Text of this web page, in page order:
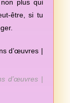
non plus qui
être, si tu
d’œuvres |